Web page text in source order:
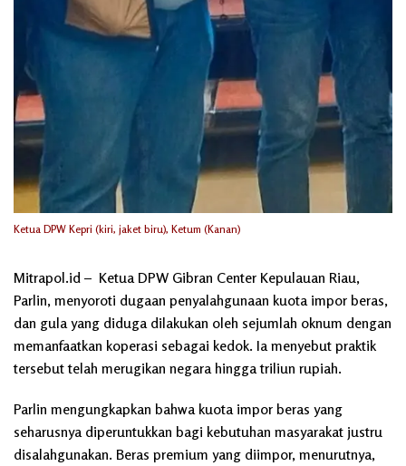
Ketua DPW Kepri (kiri, jaket biru), Ketum (Kanan)
Mitrapol.id – Ketua DPW Gibran Center Kepulauan Riau,
Parlin, menyoroti dugaan penyalahgunaan kuota impor beras,
dan gula yang diduga dilakukan oleh sejumlah oknum dengan
memanfaatkan koperasi sebagai kedok. Ia menyebut praktik
tersebut telah merugikan negara hingga triliun rupiah.
Parlin mengungkapkan bahwa kuota impor beras yang
seharusnya diperuntukkan bagi kebutuhan masyarakat justru
disalahgunakan. Beras premium yang diimpor, menurutnya,